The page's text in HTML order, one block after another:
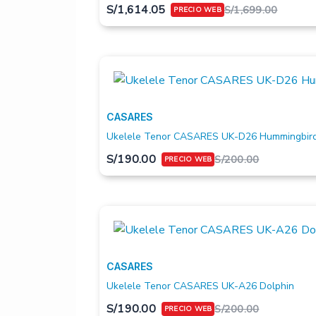
S/1,699.00
S/1,614.05
CASARES
Ukelele Tenor CASARES UK-D26
S/200.00
S/190.00
CASARES
Ukelele Tenor CASARES UK-A26 Dolphin
S/200.00
S/190.00